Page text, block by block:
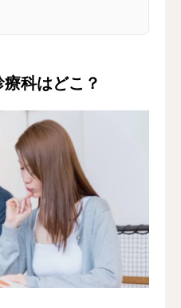
科はどこ？